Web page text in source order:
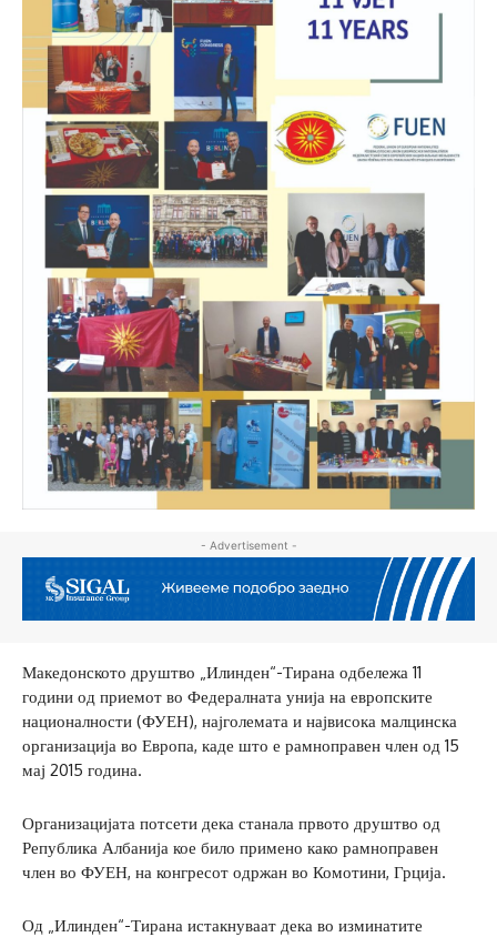
- Advertisement -
Македонското друштво „Илинден“-Тирана одбележа 11
години од приемот во Федералната унија на европските
националности (ФУЕН), најголемата и највисока малцинска
организација во Европа, каде што е рамноправен член од 15
мај 2015 година.
Организацијата потсети дека станала првото друштво од
Република Албанија кое било примено како рамноправен
член во ФУЕН, на конгресот одржан во Комотини, Грција.
Од „Илинден“-Тирана истакнуваат дека во изминатите